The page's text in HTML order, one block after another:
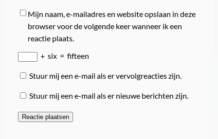
Mijn naam, e-mailadres en website opslaan in deze
browser voor de volgende keer wanneer ik een
reactie plaats.
+ six = fifteen
Stuur mij een e-mail als er vervolgreacties zijn.
Stuur mij een e-mail als er nieuwe berichten zijn.